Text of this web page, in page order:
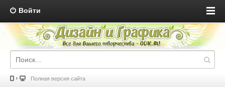
Войти
Полная версия сайта